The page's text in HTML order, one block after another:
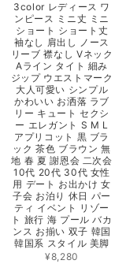
3color レディース ワ
ンピース ミニ丈 ミニ
ショート ショート丈
袖なし 肩出し ノース
リーブ 襟なし Vネック
Aライン タイト 細み
ジップ ウエストマーク
大人可愛い シンプル
かわいい お洒落 ラブ
リー キュート セクシ
ー エレガント S M L
アプリコット 黒 ブラ
ック 茶色 ブラウン 無
地 春 夏 謝恩会 二次会
10代 20代 30代 女性
用 デート お出かけ 女
子会 お泊り 休日 パー
ティ イベント リゾー
ト 旅行 海 プール バカ
ンス お揃い 双子 韓国
韓国系 スタイル 美脚
¥8,280